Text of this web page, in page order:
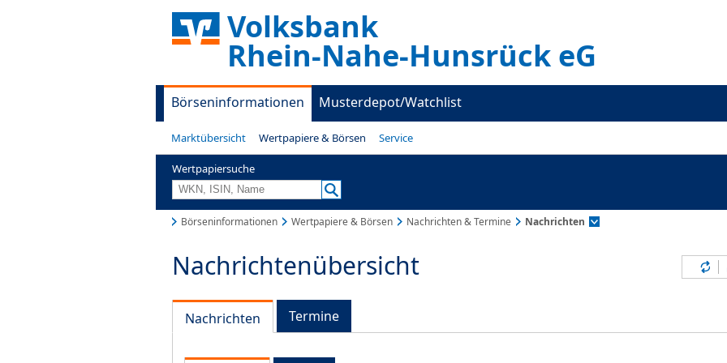
Volksbank
Rhein-Nahe-Hunsrück eG
Börseninformationen Musterdepot/Watchlist
Marktübersicht Wertpapiere & Börsen Service
Wertpapiersuche
Börseninformationen Wertpapiere & Börsen Nachrichten & Termine Nachrichten
Nachrichtenübersicht
Nachrichten Termine